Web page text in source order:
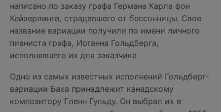
написано по заказу графа Германа Карла фон
Кейзерлинга, страдавшего от бессонницы. Свое
название вариации получили по имени личного
пианиста графа, Иоганна Гольдберга,
исполнявшего их для заказчика.
Одно из самых известных исполнений Гольдберг-
вариации Баха принадлежит канадскому
композитору Гленн Гульду. Он выбрал их в